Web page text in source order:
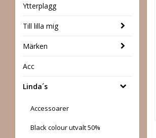
Ytterplagg
Till lilla mig
Märken
Acc
Linda´s
Accessoarer
Black colour utvalt 50%